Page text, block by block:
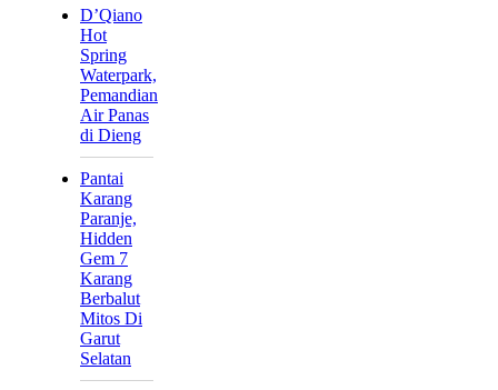
D’Qiano
Hot
Spring
Waterpark,
Pemandian
Air Panas
di Dieng
Pantai
Karang
Paranje,
Hidden
Gem 7
Karang
Berbalut
Mitos Di
Garut
Selatan